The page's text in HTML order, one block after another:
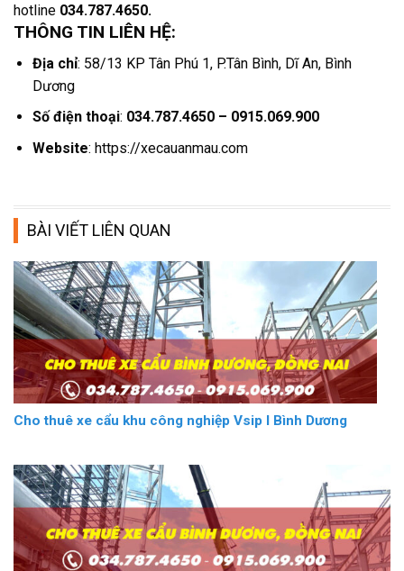
hotline 034.787.4650.
THÔNG TIN LIÊN HỆ:
Địa chỉ: 58/13 KP Tân Phú 1, P.Tân Bình, Dĩ An, Bình
Dương
Số điện thoại: 034.787.4650 – 0915.069.900
Website: https://xecauanmau.com
BÀI VIẾT LIÊN QUAN
Cho thuê xe cẩu khu công nghiệp Vsip I Bình Dương